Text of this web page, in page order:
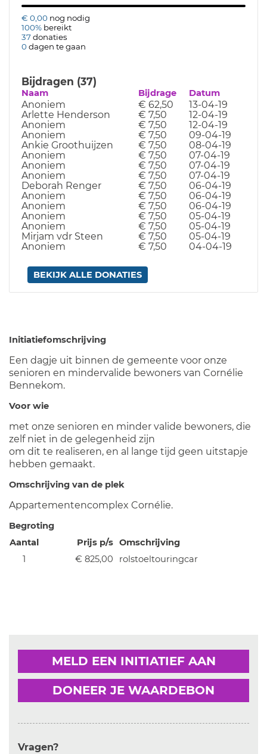
€ 0,00 nog nodig
100% bereikt
37donaties
0dagen te gaan
Bijdragen (37)
Naam Bijdrage Datum
Anoniem € 62,50
13-04-19
Arlette Henderson
€ 7,50
12-04-19
Anoniem
€ 7,50
12-04-19
Anoniem
€ 7,50
09-04-19
Ankie Groothuijzen
€ 7,50
08-04-19
Anoniem
€ 7,50
07-04-19
Anoniem
€ 7,50
07-04-19
Anoniem
€ 7,50
07-04-19
Deborah Renger
€ 7,50
06-04-19
Anoniem
€ 7,50
06-04-19
Anoniem
€ 7,50
06-04-19
Anoniem
€ 7,50
05-04-19
Anoniem
€ 7,50
05-04-19
Mirjam vdr Steen
€ 7,50
05-04-19
Anoniem
€ 7,50 04-04-19
BEKIJK ALLE DONATIES
Initiatiefomschrijving
Een dagje uit binnen de gemeente voor onze
senioren en mindervalide bewoners van Cornélie
Bennekom.
Voor wie
met onze senioren en minder valide bewoners, die
zelf niet in de gelegenheid zijn
om dit te realiseren, en al lange tijd geen uitstapje
hebben gemaakt.
Omschrijving van de plek
Appartementencomplex Cornélie.
Begroting
Aantal
Prijs p/s Omschrijving
1
€ 825,00 rolstoeltouringcar
MELD EEN INITIATIEF AAN
DONEER JE WAARDEBON
Vragen?